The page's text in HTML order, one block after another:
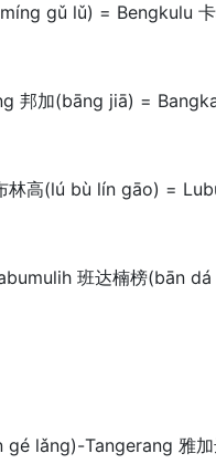
gǔ lǔ) = Bengkulu
邦加(bāng jiā) =
林高(lú bù lín gāo) =
班达楠榜(bān
gé lǎng)-Tangerang 雅